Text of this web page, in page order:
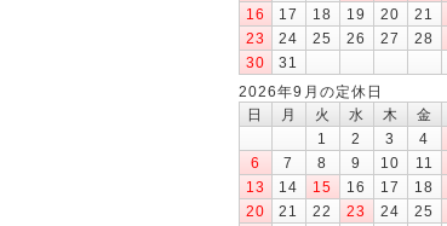
16
17 18 19 20 21
23
24 25 26 27 28
30
31
2026年9月の定休日
日
月 火 水 木 金
1
2 3 4
6
7 8 9 10 11
13
14 15 16 17 18
20
21 22 23 24 25